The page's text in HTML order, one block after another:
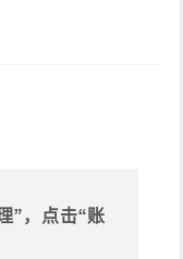
”，点击“账